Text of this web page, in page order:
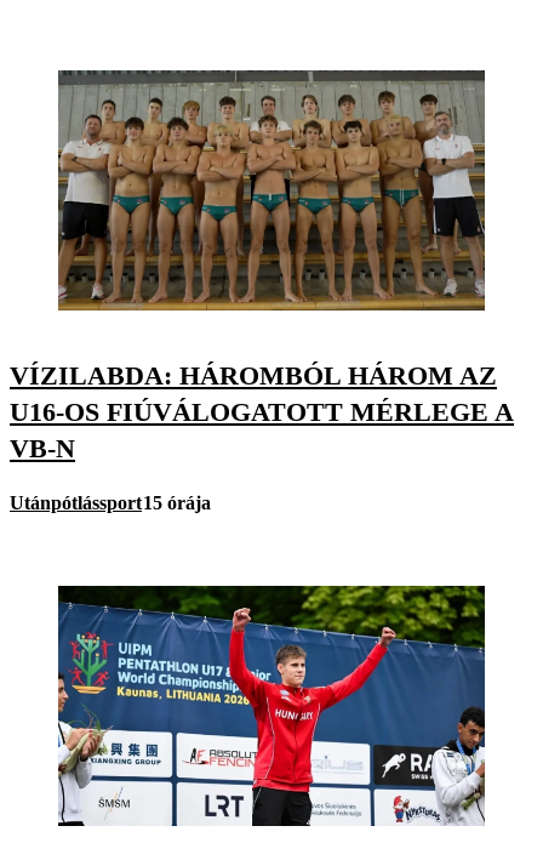
VÍZILABDA: HÁROMBÓL HÁROM AZ
U16-OS FIÚVÁLOGATOTT MÉRLEGE A
VB-N
Utánpótlássport15 órája